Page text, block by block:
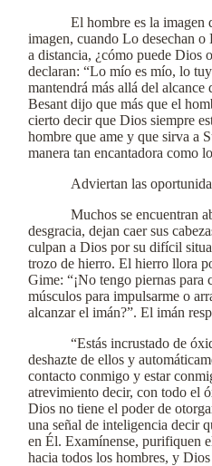
El hombre es la imagen
imagen, cuando Lo desechan
a distancia, ¿cómo puede Dios
declaran: “Lo mío es mío, lo
mantendrá más allá del
Besant dijo que más que el
cierto decir que Dios siempre
hombre que ame y que sirva a
manera tan encantadora como
Adviertan las
Muchos se encuentran
desgracia, dejan caer sus
culpan a Dios por su difícil
trozo de hierro. El hierro llora
Gime: “¡No tengo piernas para
músculos para impulsarme o
alcanzar el imán?”. El imán
“Estás incrustado de
deshazte de ellos y
contacto conmigo y estar
atrevimiento decir, con todo el
Dios no tiene el poder de
una señal de inteligencia decir
en Él. Examínense, purifiquen
hacia todos los hombres, y Dios